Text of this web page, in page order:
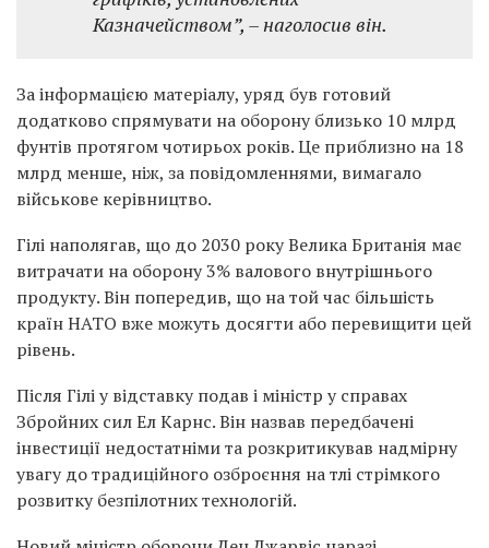
Казначейством”, – наголосив він.
За інформацією матеріалу, уряд був готовий
додатково спрямувати на оборону близько 10 млрд
фунтів протягом чотирьох років. Це приблизно на 18
млрд менше, ніж, за повідомленнями, вимагало
військове керівництво.
Гілі наполягав, що до 2030 року Велика Британія має
витрачати на оборону 3% валового внутрішнього
продукту. Він попередив, що на той час більшість
країн НАТО вже можуть досягти або перевищити цей
рівень.
Після Гілі у відставку подав і міністр у справах
Збройних сил Ел Карнс. Він назвав передбачені
інвестиції недостатніми та розкритикував надмірну
увагу до традиційного озброєння на тлі стрімкого
розвитку безпілотних технологій.